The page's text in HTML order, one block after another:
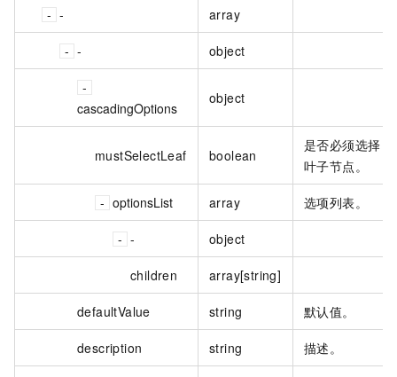
- array
- object
cascadingOptions
object
mustSelectLeaf boolean
是否必须选择
叶子节点。
optionsList array 选项列表。
- object
children array[string]
defaultValue string 默认值。
description string 描述。